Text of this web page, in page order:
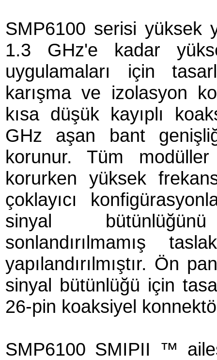
SMP6100 serisi yüksek
1.3 GHz'e kadar
uygulamaları için
karışma ve izolasyon
kısa düşük kayıplı
GHz aşan bant
korunur. Tüm
korurken yüksek
çoklayıcı
sinyal
sonlandırılmamış
yapılandırılmıştır. Ön
sinyal bütünlüğü için
26-pin koaksiyel
SMP6100 SMIPII ™